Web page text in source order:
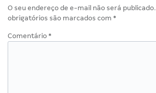
O seu endereço de e-mail não será publicado.
obrigatórios são marcados com *
Comentário *